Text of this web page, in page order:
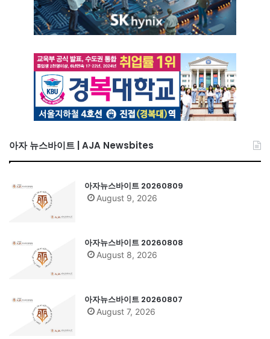
아자 뉴스바이트 | AJA Newsbites
아자뉴스바이트 20260809
August 9, 2026
아자뉴스바이트 20260808
August 8, 2026
아자뉴스바이트 20260807
August 7, 2026